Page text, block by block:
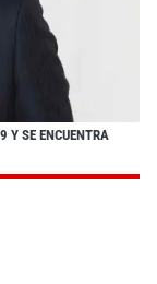
Y SE ENCUENTRA